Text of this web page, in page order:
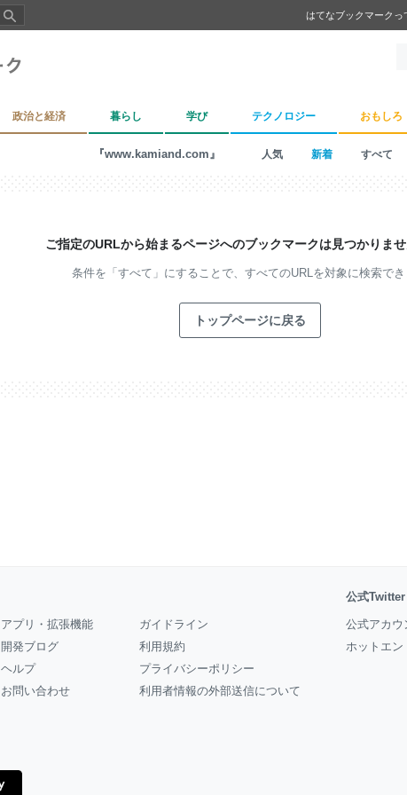
はてなブックマークっ
政治と経済 暮らし 学び テクノロジー おもしろ
『www.kamiand.com』 人気 新着 すべて
ご指定のURLから始まるページへのブックマークは見つかりま
条件を「すべて」にすることで、 すべてのURLを対象に検索でき
トップページに戻る
アプリ・拡張機能
開発ブログ
ヘルプ
お問い合わせ
ガイドライン
利用規約
プライバシーポリシー
利用者情報の外部送信について
公式Twitter
公式アカウ
ホットエン